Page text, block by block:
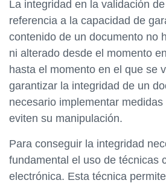
La integridad en la validación
referencia a la capacidad de
contenido de un documento no
ni alterado desde el momento
hasta el momento en el que se
garantizar la integridad de un
necesario implementar
eviten su manipulación.
Para conseguir la integridad
fundamental el uso de técnicas
electrónica. Esta técnica